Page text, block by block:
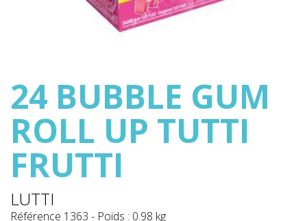
24 BUBBLE GUM
ROLL UP TUTTI
FRUTTI
LUTTI
Référence 1363 - Poids : 0.98 kg